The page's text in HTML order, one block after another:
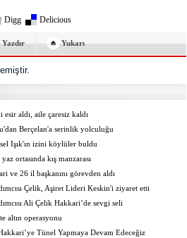
Digg Delicious
Yazdır Yukarı
esir aldı, aile çaresiz kaldı
Berçelan'a serinlik yolculuğu
Işık'ın izini köylüler buldu
ortasında kış manzarası
ve 26 il başkanını görevden aldı
Çelik, Aşiret Lideri Keskin'i ziyaret etti
Ali Çelik Hakkari’de sevgi seli
altın operasyonu
Tünel Yapmaya Devam Edeceğiz